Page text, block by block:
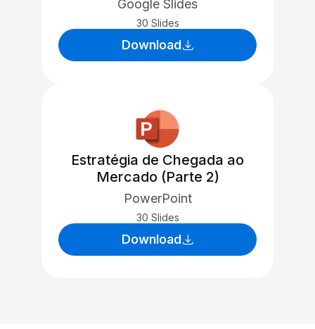
Google Slides
30 Slides
Download
Estratégia de Chegada ao
Mercado (Parte 2)
PowerPoint
30 Slides
Download